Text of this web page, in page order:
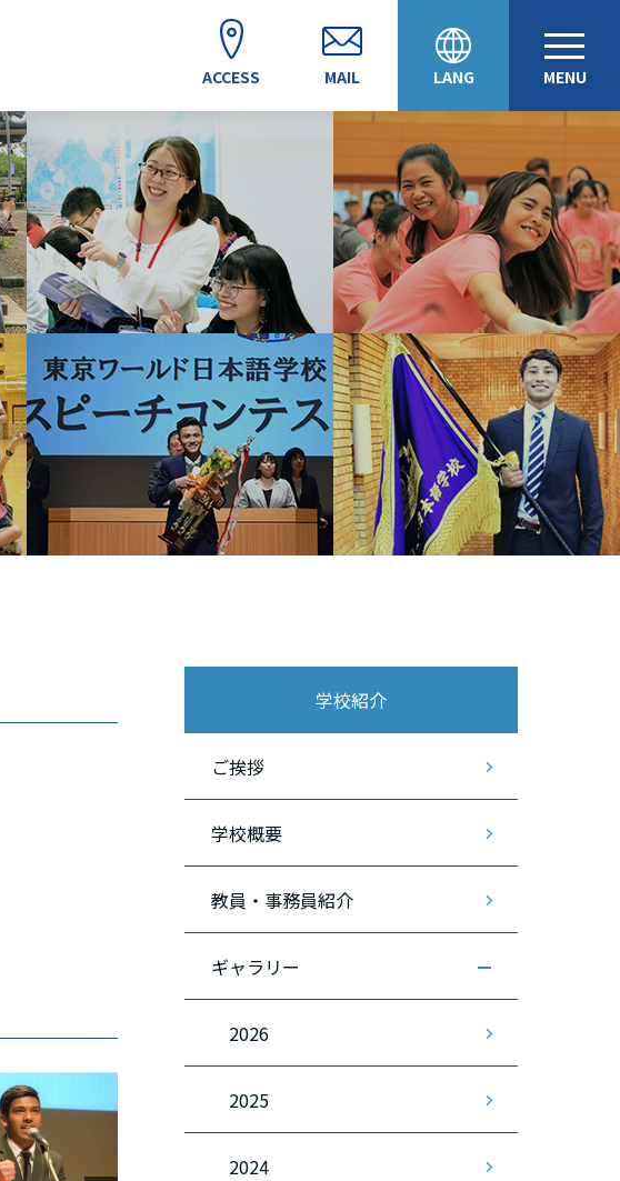
ACCESS MAIL LANG MENU
学校紹介
ご挨拶
学校概要
教員・事務員紹介
ギャラリー
2026
2025
2024